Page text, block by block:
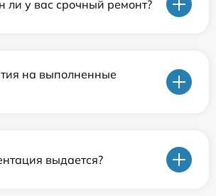
ли у вас срочный ремонт?
на выполненные
выдается?